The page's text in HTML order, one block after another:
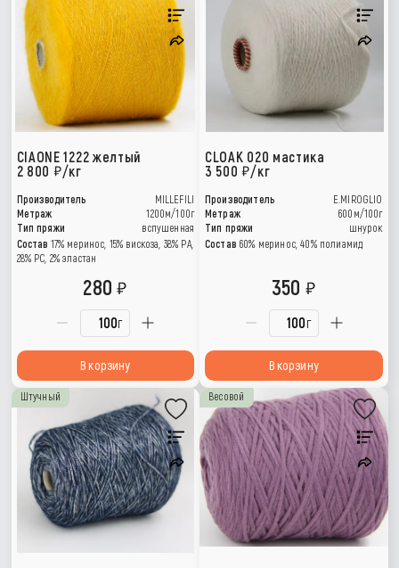
CIAONE 1222 желтый
2 800
/кг
Производитель
MILLEFILI
Метраж
1200м/100г
Тип пряжи
вспушенная
Состав 17% меринос, 15% вискоза, 38% РА,
28% PC, 2% эластан
г
280
В корзину
CLOAK 020 мастика
3 500 /кг
Производитель
E.MIROGLIO
Метраж
600м/100г
Тип пряжи
шнурок
Состав 60% меринос, 40% полиамид
г
350
В корзину
Штучный Весовой